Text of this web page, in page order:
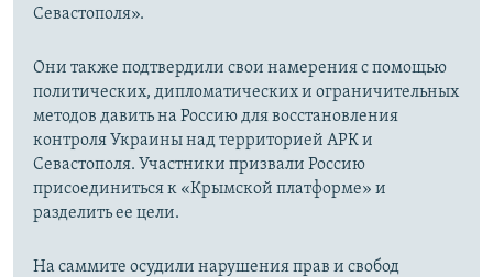
Севастополя».
Они также подтвердили свои намерения с помощью
политических, дипломатических и ограничительных
методов давить на Россию для восстановления
контроля Украины над территорией АРК и
Севастополя. Участники призвали Россию
присоединиться к «Крымской платформе» и
разделить ее цели.
На саммите осудили нарушения прав и свобод